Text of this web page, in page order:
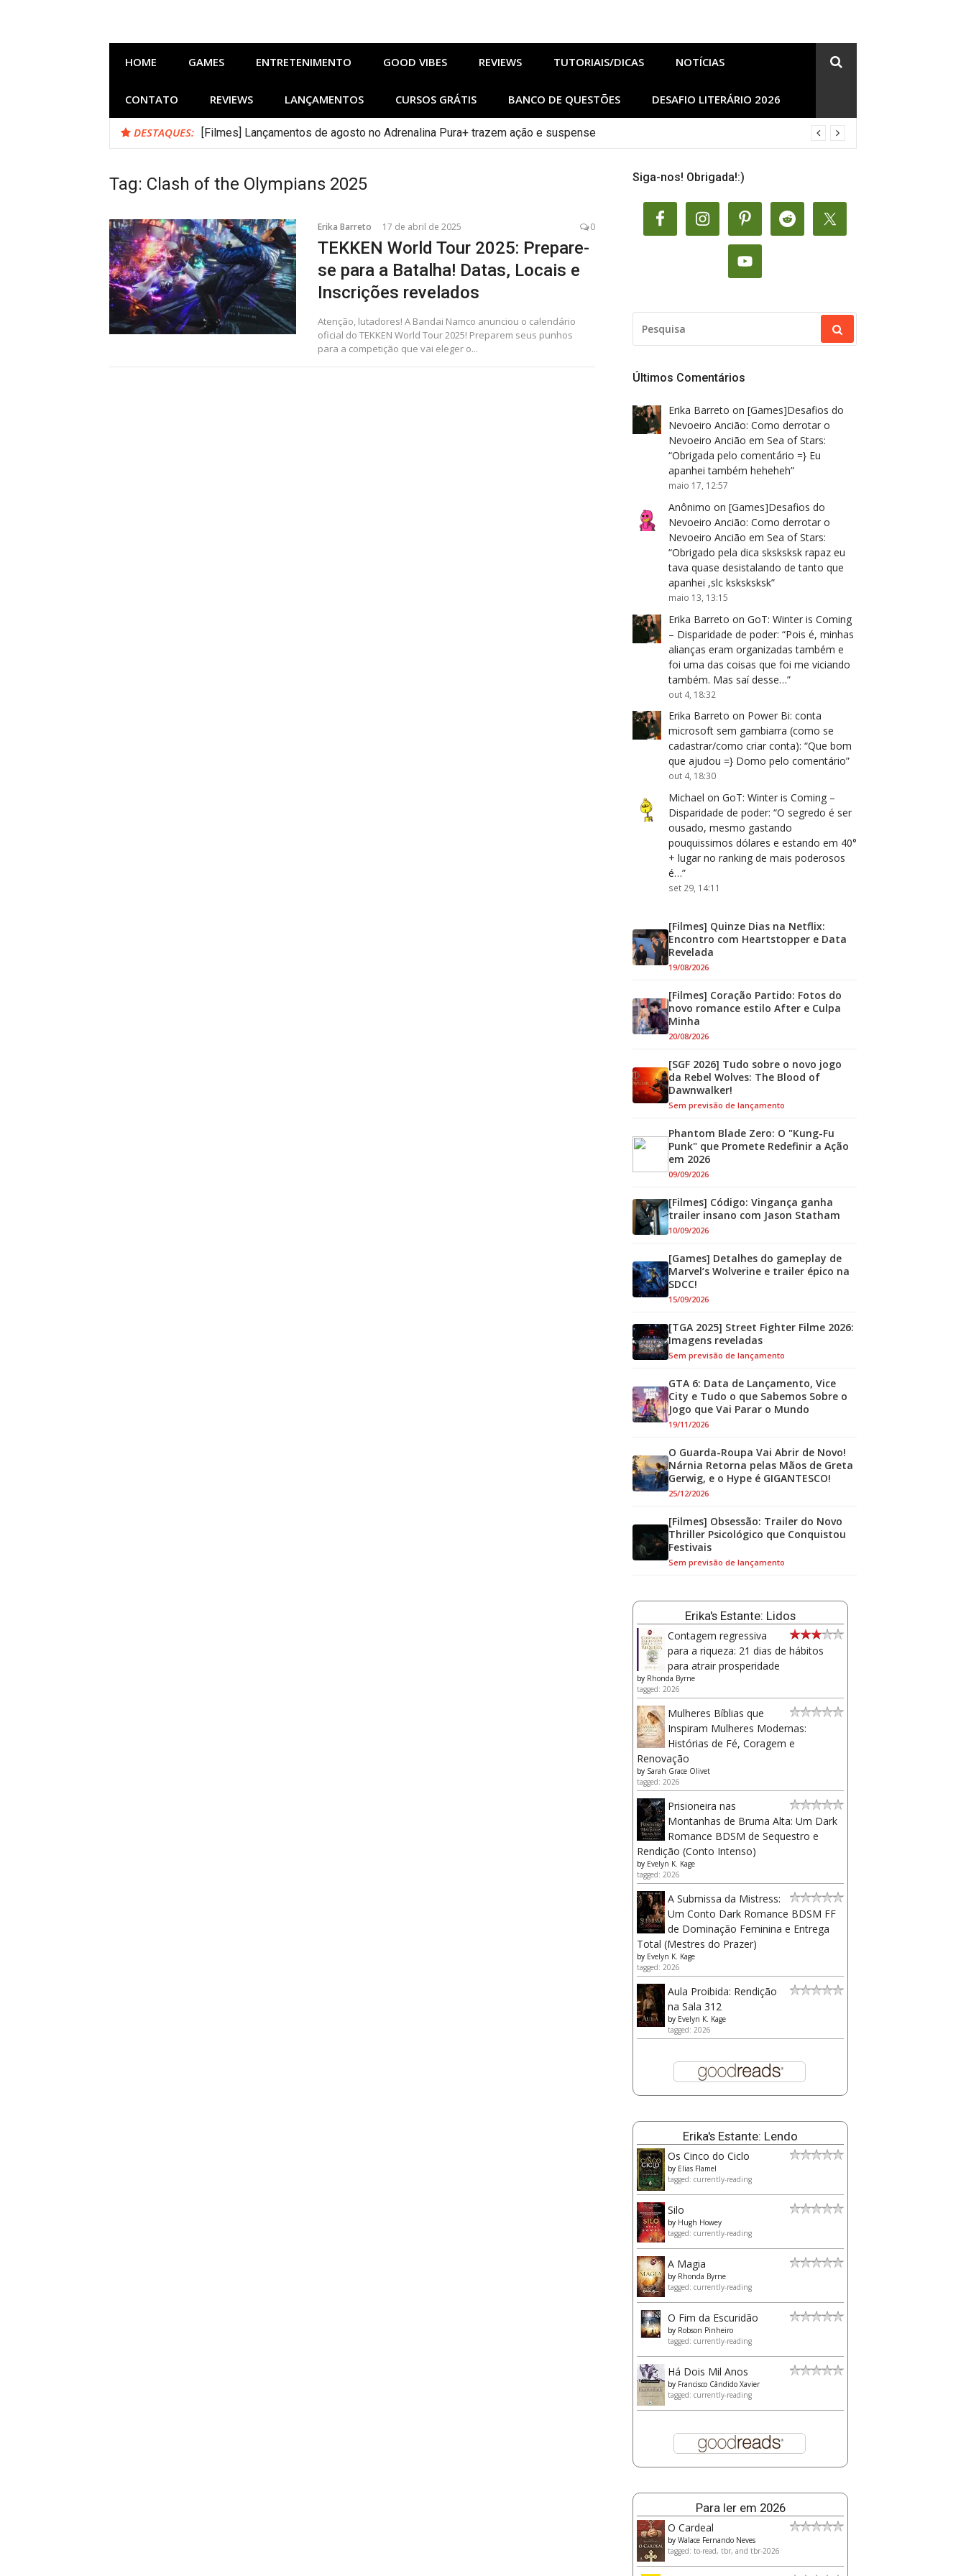
HOME GAMES ENTRETENIMENTO GOOD VIBES REVIEWS TUTORIAIS/DICAS NOTÍCIAS
CONTATO REVIEWS LANÇAMENTOS CURSOS GRÁTIS BANCO DE QUESTÕES DESAFIO LITERÁRIO 2026
DESTAQUES: [Filmes] Lançamentos de agosto no Adrenalina Pura+ trazem ação e suspense
Bastidores do Filme Filhos de Sangue e Osso Revelam a Magia de Orïsha
Tag: Clash of the Olympians 2025
Erika Barreto 17 de abril de 2025 0
TEKKEN World Tour 2025: Prepare-
se para a Batalha! Datas, Locais e
Inscrições revelados
Atenção, lutadores! A Bandai Namco anunciou o calendário
oficial do TEKKEN World Tour 2025! Preparem seus punhos
para a competição que vai eleger o...
Siga-nos! Obrigada!:)
POR:
Últimos Comentários
Erika Barreto on [Games]Desafios do
Nevoeiro Ancião: Como derrotar o
Nevoeiro Ancião em Sea of Stars:
“Obrigada pelo comentário =} Eu
apanhei também heheheh”
maio 17, 12:57
Anônimo on [Games]Desafios do
Nevoeiro Ancião: Como derrotar o
Nevoeiro Ancião em Sea of Stars:
“Obrigado pela dica sksksksk rapaz eu
tava quase desistalando de tanto que
apanhei ,slc ksksksksk”
maio 13, 13:15
Erika Barreto on GoT: Winter is Coming
– Disparidade de poder: “Pois é, minhas
alianças eram organizadas também e
foi uma das coisas que foi me viciando
também. Mas saí desse…”
out 4, 18:32
Erika Barreto on Power Bi: conta
microsoft sem gambiarra (como se
cadastrar/como criar conta): “Que bom
que ajudou =} Domo pelo comentário”
out 4, 18:30
Michael on GoT: Winter is Coming –
Disparidade de poder: “O segredo é ser
ousado, mesmo gastando
pouquissimos dólares e estando em 40°
+ lugar no ranking de mais poderosos
é…”
set 29, 14:11
[Filmes] Quinze Dias na Netflix:
Encontro com Heartstopper e Data
Revelada
19/08/2026
[Filmes] Coração Partido: Fotos do
novo romance estilo After e Culpa
Minha
20/08/2026
[SGF 2026] Tudo sobre o novo jogo
da Rebel Wolves: The Blood of
Dawnwalker!
Sem previsão de lançamento
Phantom Blade Zero: O "Kung-Fu
Punk" que Promete Redefinir a Ação
em 2026
09/09/2026
[Filmes] Código: Vingança ganha
trailer insano com Jason Statham
10/09/2026
[Games] Detalhes do gameplay de
Marvel’s Wolverine e trailer épico na
SDCC!
15/09/2026
[TGA 2025] Street Fighter Filme 2026:
Imagens reveladas
Sem previsão de lançamento
GTA 6: Data de Lançamento, Vice
City e Tudo o que Sabemos Sobre o
Jogo que Vai Parar o Mundo
19/11/2026
O Guarda-Roupa Vai Abrir de Novo!
Nárnia Retorna pelas Mãos de Greta
Gerwig, e o Hype é GIGANTESCO!
25/12/2026
[Filmes] Obsessão: Trailer do Novo
Thriller Psicológico que Conquistou
Festivais
Sem previsão de lançamento
Erika's Estante: Lidos
Contagem regressiva
para a riqueza: 21 dias de hábitos
para atrair prosperidade
by Rhonda Byrne
tagged: 2026
Mulheres Bíblias que
Inspiram Mulheres Modernas:
Histórias de Fé, Coragem e
Renovação
by Sarah Grace Olivet
tagged: 2026
Prisioneira nas
Montanhas de Bruma Alta: Um Dark
Romance BDSM de Sequestro e
Rendição (Conto Intenso)
by Evelyn K. Kage
tagged: 2026
A Submissa da Mistress:
Um Conto Dark Romance BDSM FF
de Dominação Feminina e Entrega
Total (Mestres do Prazer)
by Evelyn K. Kage
tagged: 2026
Aula Proibida: Rendição
na Sala 312
by Evelyn K. Kage
tagged: 2026
Erika's Estante: Lendo
Os Cinco do Ciclo
by Elias Flamel
tagged: currently-reading
Silo
by Hugh Howey
tagged: currently-reading
A Magia
by Rhonda Byrne
tagged: currently-reading
O Fim da Escuridão
by Robson Pinheiro
tagged: currently-reading
Há Dois Mil Anos
by Francisco Cândido Xavier
tagged: currently-reading
Para ler em 2026
O Cardeal
by Walace Fernando Neves
tagged: to-read, tbr, and tbr-2026